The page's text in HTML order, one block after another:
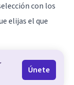
con los
elijas el que
Únete